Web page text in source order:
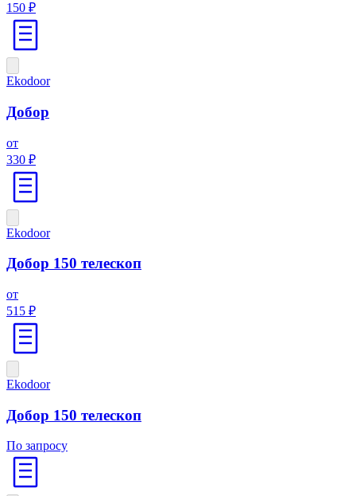
150 ₽
Ekodoor
Добор
от
330 ₽
Ekodoor
Добор 150 телескоп
от
515 ₽
Ekodoor
Добор 150 телескоп
По запросу